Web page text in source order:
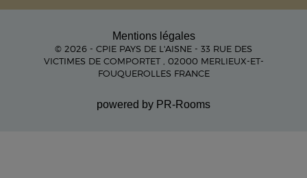
Mentions légales
© 2026 - CPIE PAYS DE L'AISNE - 33 RUE DES
VICTIMES DE COMPORTET , 02000 MERLIEUX-ET-
FOUQUEROLLES FRANCE
powered by PR-Rooms